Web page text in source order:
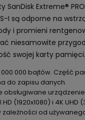
SanDisk Extreme®
I są odporne na
i promieni
niesamowite
swojej karty pamięci.
000 000 bajtów. Część
do zapisu danych.
obsługiwane
(1920x1080) i 4K UHD
zależności od